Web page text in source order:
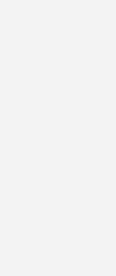
mit dem SBZ
Sie regelmäßig von uns
Neuigkeiten, gebündelt und
bin ich damit einverstanden, über